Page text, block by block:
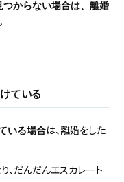
つからない場合は、離婚
ている
いる場合は、離婚をした
、だんだんエスカレート